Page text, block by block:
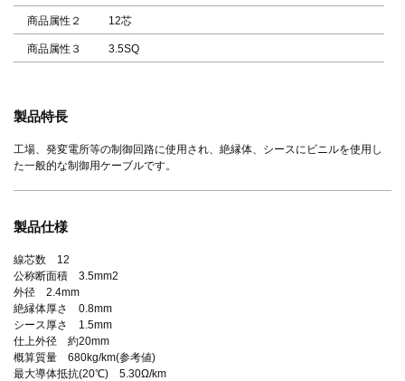
商品属性２ 12芯
商品属性３ 3.5SQ
製品特長
工場、発変電所等の制御回路に使用され、絶縁体、シースにビニルを使用し
た一般的な制御用ケーブルです。
製品仕様
線芯数 12
公称断面積 3.5mm2
外径 2.4mm
絶縁体厚さ 0.8mm
シース厚さ 1.5mm
仕上外径 約20mm
概算質量 680kg/km(参考値)
最大導体抵抗(20℃) 5.30Ω/km